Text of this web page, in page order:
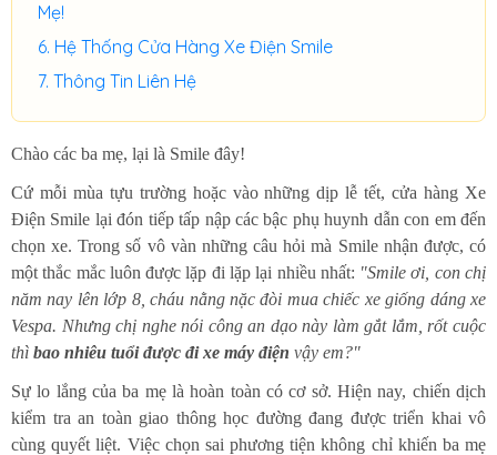
Mẹ!
Hệ Thống Cửa Hàng Xe Điện Smile
Thông Tin Liên Hệ
Chào các ba mẹ, lại là Smile đây!
Cứ mỗi mùa tựu trường hoặc vào những dịp lễ tết, cửa hàng Xe
Điện Smile lại đón tiếp tấp nập các bậc phụ huynh dẫn con em đến
chọn xe. Trong số vô vàn những câu hỏi mà Smile nhận được, có
một thắc mắc luôn được lặp đi lặp lại nhiều nhất: "Smile ơi, con chị
năm nay lên lớp 8, cháu nằng nặc đòi mua chiếc xe giống dáng xe
Vespa. Nhưng chị nghe nói công an dạo này làm gắt lắm, rốt cuộc
thì bao nhiêu tuổi được đi xe máy điện vậy em?"
Sự lo lắng của ba mẹ là hoàn toàn có cơ sở. Hiện nay, chiến dịch
kiểm tra an toàn giao thông học đường đang được triển khai vô
cùng quyết liệt. Việc chọn sai phương tiện không chỉ khiến ba mẹ